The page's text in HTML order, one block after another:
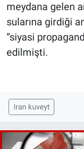
meydana gelen
sularına girdiği
“siyasi
edilmişti.
Iran kuveyt